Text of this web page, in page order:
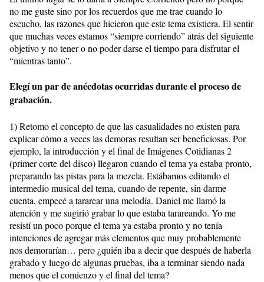
no me guste sino por los recuerdos que me trae cuando lo
escucho, las razones que hicieron que este tema existiera. El sentir
que muchas veces estamos “siempre corriendo” atrás del siguiente
objetivo y no tener o no poder darse el tiempo para disfrutar el
“mientras tanto”.
Elegí un par de anécdotas ocurridas durante el proceso de
grabación.
1) Retomo el concepto de que las casualidades no existen para
explicar cómo a veces las demoras resultan ser beneficiosas. Por
ejemplo, la introducción y el final de Imágenes Cotidianas 2
(primer corte del disco) llegaron cuando el tema ya estaba pronto,
preparando las pistas para la mezcla. Estábamos editando el
intermedio musical del tema, cuando de repente, sin darme
cuenta, empecé a tararear una melodía. Daniel me llamó la
atención y me sugirió grabar lo que estaba tarareando. Yo me
resistí un poco porque el tema ya estaba pronto y no tenía
intenciones de agregar más elementos que muy probablemente
nos demorarían… pero ¿quién iba a decir que después de haberla
grabado y luego de algunas pruebas, iba a terminar siendo nada
menos que el comienzo y el final del tema?